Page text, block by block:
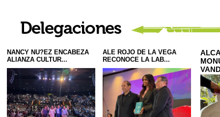
NANCY NU?EZ ENCABEZA
ALIANZA CULTUR...
ALE ROJO DE LA VEGA
RECONOCE LA LAB...